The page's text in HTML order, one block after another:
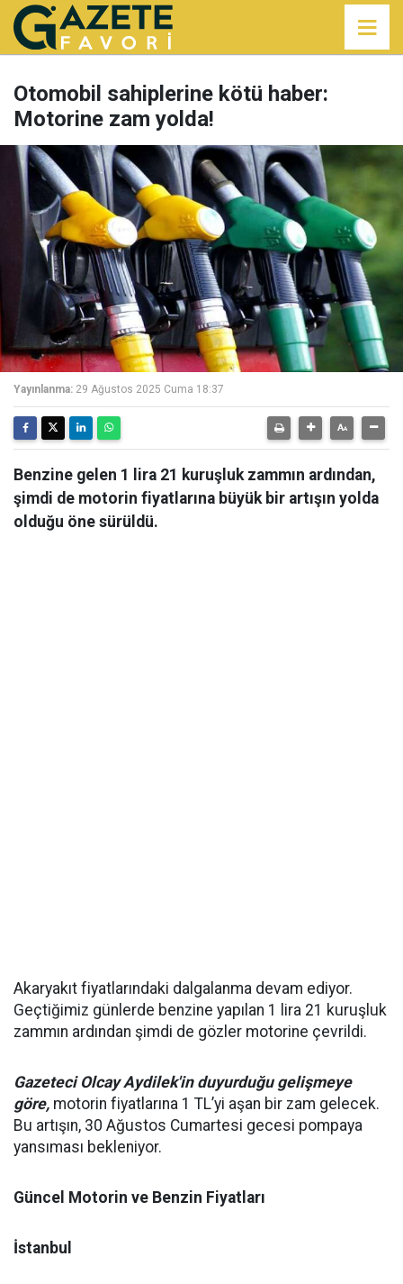
Otomobil sahiplerine kötü haber:
Motorine zam yolda!
Yayınlanma: 29 Ağustos 2025 Cuma 18:37
Benzine gelen 1 lira 21 kuruşluk zammın ardından,
şimdi de motorin fiyatlarına büyük bir artışın yolda
olduğu öne sürüldü.
Akaryakıt fiyatlarındaki dalgalanma devam ediyor.
Geçtiğimiz günlerde benzine yapılan 1 lira 21 kuruşluk
zammın ardından şimdi de gözler motorine çevrildi.
Gazeteci Olcay Aydilek'in duyurduğu gelişmeye
göre, motorin fiyatlarına 1 TL’yi aşan bir zam gelecek.
Bu artışın, 30 Ağustos Cumartesi gecesi pompaya
yansıması bekleniyor.
Güncel Motorin ve Benzin Fiyatları
İstanbul